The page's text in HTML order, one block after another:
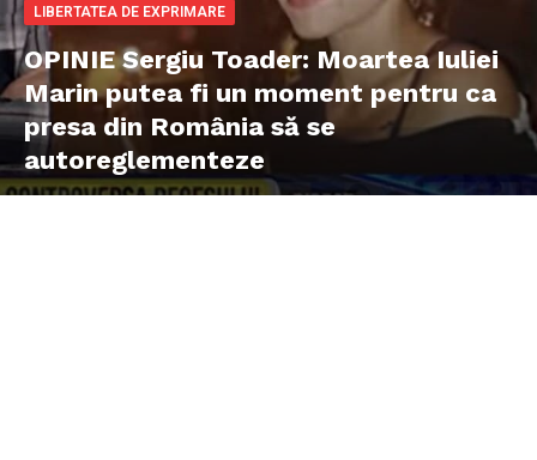
LIBERTATEA DE EXPRIMARE
OPINIE Sergiu Toader: Moartea Iuliei
Marin putea fi un moment pentru ca
presa din România să se
autoreglementeze